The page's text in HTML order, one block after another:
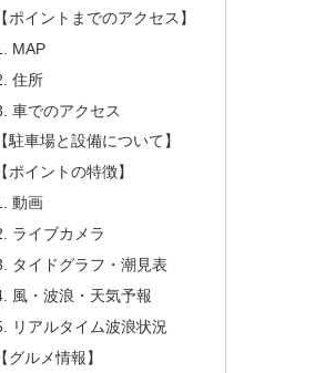
【ポイントまでのアクセス】
MAP
住所
車でのアクセス
【駐車場と設備について】
【ポイントの特徴】
動画
ライブカメラ
タイドグラフ・潮見表
風・波浪・天気予報
リアルタイム波浪状況
【グルメ情報】